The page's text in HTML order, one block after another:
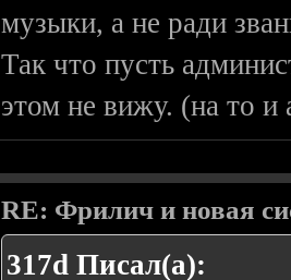
музыки, а не ради
Так что пусть
этом не вижу. (на то и
RE: Фрилич и новая
317d Писал(а):